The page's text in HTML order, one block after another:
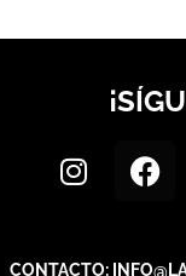
CONTACTO: